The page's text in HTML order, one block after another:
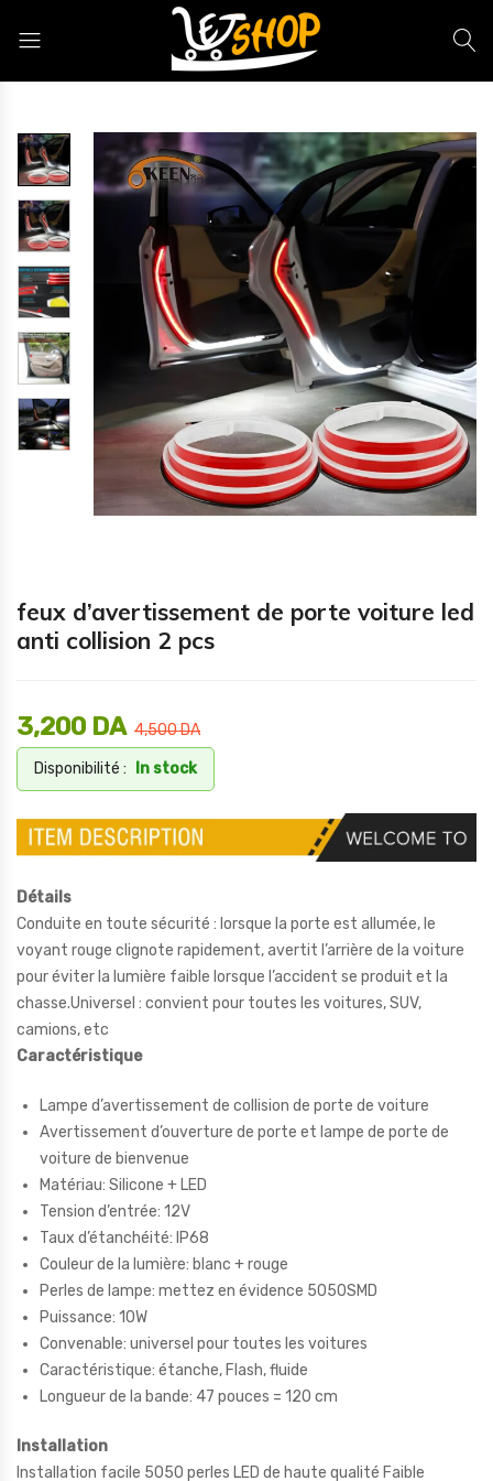
feux d’avertissement de porte voiture led
anti collision 2 pcs
4,500DA
3,200 DA
Disponibilité : In stock
Détails
Conduite en toute sécurité : lorsque la porte est allumée, le
voyant rouge clignote rapidement, avertit l’arrière de la voiture
pour éviter la lumière faible lorsque l’accident se produit et la
chasse.Universel : convient pour toutes les voitures, SUV,
camions, etc
Caractéristique
Lampe d’avertissement de collision de porte de voiture
Avertissement d’ouverture de porte et lampe de porte de
voiture de bienvenue
Matériau: Silicone + LED
Tension d’entrée: 12V
Taux d’étanchéité: IP68
Couleur de la lumière: blanc + rouge
Perles de lampe: mettez en évidence 5050SMD
Puissance: 10W
Convenable: universel pour toutes les voitures
Caractéristique: étanche, Flash, fluide
Longueur de la bande: 47 pouces = 120 cm
Installation
Installation facile 5050 perles LED de haute qualité Faible